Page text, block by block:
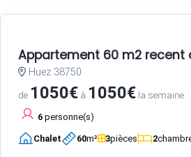
Appartement 60 m2 recent
Huez 38750
de 1050€ à 1050€ la semaine
6 personne(s)
Chalet 60m² 3pièces 2